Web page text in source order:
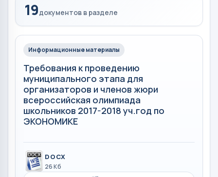
19документов в разделе
Информационные материалы
Требования к проведению
муниципального этапа для
организаторов и членов жюри
всероссийская олимпиада
школьников 2017-2018 уч.год по
ЭКОНОМИКЕ
DOCX
26 Кб